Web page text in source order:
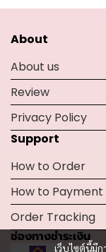
เว็บไซต์นี้มี
About
About us
Review
Privacy Policy
Support
How to Order
How to Payment
Order Tracking
ช่องทางชำระเงิน